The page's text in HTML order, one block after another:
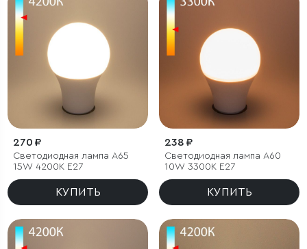
270 ₽
Светодиодная лампа A65
15W 4200K E27
КУПИТЬ
238 ₽
Светодиодная лампа A60
10W 3300K E27
КУПИТЬ